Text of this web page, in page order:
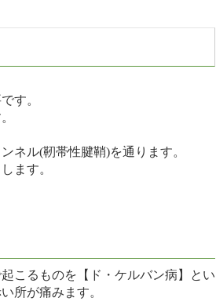
す。
ネル(靭帯性腱鞘)を通ります。
ます。
こるものを【ド・ケルバン病】とい
所が痛みます。